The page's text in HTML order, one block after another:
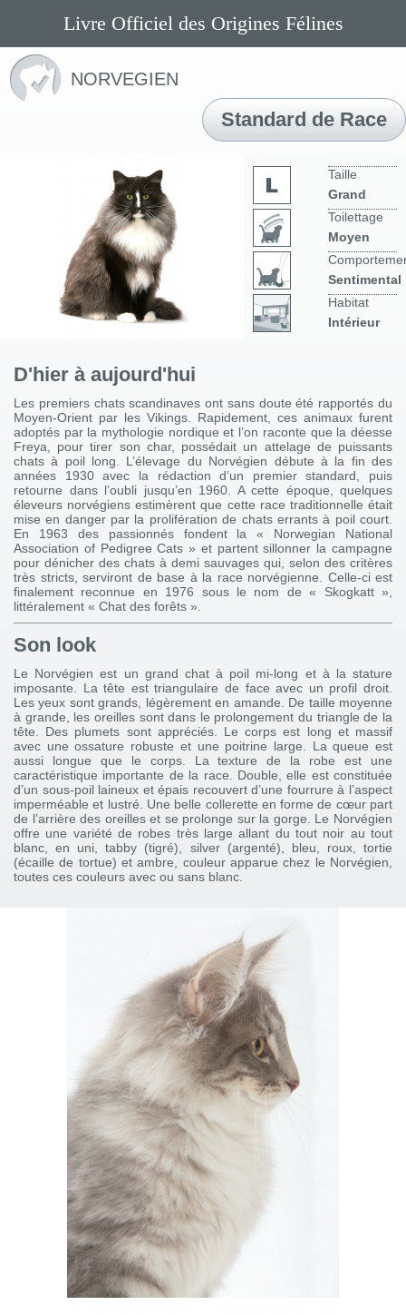
Livre Officiel des Origines Félines
NORVEGIEN
Standard de Race
Taille
Grand
Toilettage
Moyen
Sentimental
Habitat
Intérieur
D'hier à aujourd'hui
Les premiers chats scandinaves ont sans doute été rapportés du
Moyen-Orient par les Vikings. Rapidement, ces animaux furent
adoptés par la mythologie nordique et l’on raconte que la déesse
Freya, pour tirer son char, possédait un attelage de puissants
chats à poil long. L’élevage du Norvégien débute à la fin des
années 1930 avec la rédaction d’un premier standard, puis
retourne dans l’oubli jusqu’en 1960. A cette époque, quelques
éleveurs norvégiens estimèrent que cette race traditionnelle était
mise en danger par la prolifération de chats errants à poil court.
En 1963 des passionnés fondent la « Norwegian National
Association of Pedigree Cats » et partent sillonner la campagne
pour dénicher des chats à demi sauvages qui, selon des critères
très stricts, serviront de base à la race norvégienne. Celle-ci est
finalement reconnue en 1976 sous le nom de « Skogkatt »,
littéralement « Chat des forêts ».
Son look
Le Norvégien est un grand chat à poil mi-long et à la stature
imposante. La tête est triangulaire de face avec un profil droit.
Les yeux sont grands, légèrement en amande. De taille moyenne
à grande, les oreilles sont dans le prolongement du triangle de la
tête. Des plumets sont appréciés. Le corps est long et massif
avec une ossature robuste et une poitrine large. La queue est
aussi longue que le corps. La texture de la robe est une
caractéristique importante de la race. Double, elle est constituée
d’un sous-poil laineux et épais recouvert d’une fourrure à l’aspect
imperméable et lustré. Une belle collerette en forme de cœur part
de l’arrière des oreilles et se prolonge sur la gorge. Le Norvégien
offre une variété de robes très large allant du tout noir au tout
blanc, en uni, tabby (tigré), silver (argenté), bleu, roux, tortie
(écaille de tortue) et ambre, couleur apparue chez le Norvégien,
toutes ces couleurs avec ou sans blanc.